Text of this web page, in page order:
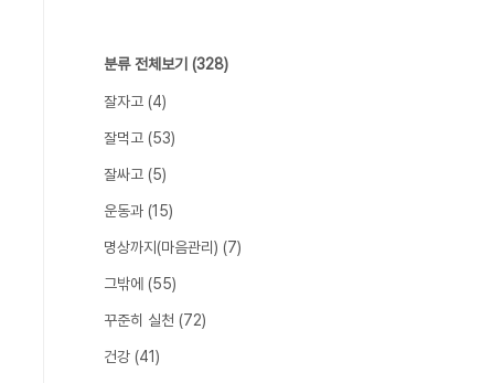
분류 전체보기 (328)
잘자고 (4)
잘먹고 (53)
잘싸고 (5)
운동과 (15)
명상까지(마음관리) (7)
그밖에 (55)
꾸준히 실천 (72)
건강 (41)